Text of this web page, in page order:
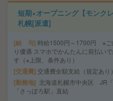
短期×オープニング【モン
札幌[派遣]
給 与 時給1500円～1700円 ※ご
り優遇 スマホでかんたんに前払い
す（※上限、条件あり）
交通費 交通費全額支給（規定あり）
勤務地
北海道札幌市中央区 JR
「さっぽろ駅」直結